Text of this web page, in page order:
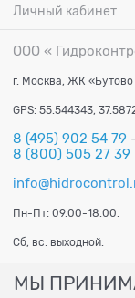
Личный кабинет
ООО «
г. Москва, ЖК «Бутово
GPS: 55.544343,
8 (495) 902 54 79
8 (800) 505 27 39
Пн-Пт: 09.00-18.00.
Сб, вс: выходной.
МЫ